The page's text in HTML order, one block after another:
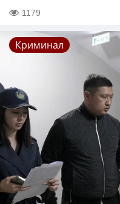
1179
Криминал